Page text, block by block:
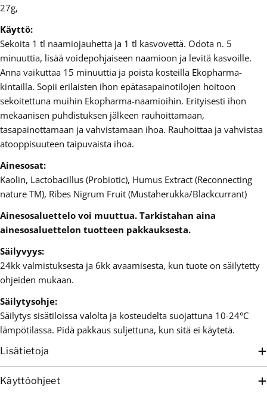
27g,
Käyttö:
Sekoita 1 tl naamiojauhetta ja 1 tl kasvovettä. Odota n. 5
minuuttia, lisää voidepohjaiseen naamioon ja levitä kasvoille.
Anna vaikuttaa 15 minuuttia ja poista kosteilla Ekopharma-
kintailla. Sopii erilaisten ihon epätasapainotilojen hoitoon
sekoitettuna muihin Ekopharma-naamioihin. Erityisesti ihon
mekaanisen puhdistuksen jälkeen rauhoittamaan,
tasapainottamaan ja vahvistamaan ihoa. Rauhoittaa ja vahvistaa
atooppisuuteen taipuvaista ihoa.
Ainesosat:
Kaolin, Lactobacillus (Probiotic), Humus Extract (Reconnecting
nature TM), Ribes Nigrum Fruit (Mustaherukka/Blackcurrant)
Ainesosaluettelo voi muuttua. Tarkistahan aina
ainesosaluettelon tuotteen pakkauksesta.
Säilyvyys:
24kk valmistuksesta ja 6kk avaamisesta, kun tuote on säilytetty
ohjeiden mukaan.
Säilytysohje:
Säilytys sisätiloissa valolta ja kosteudelta suojattuna 10-24°C
lämpötilassa. Pidä pakkaus suljettuna, kun sitä ei käytetä.
Lisätietoja
Käyttöohjeet